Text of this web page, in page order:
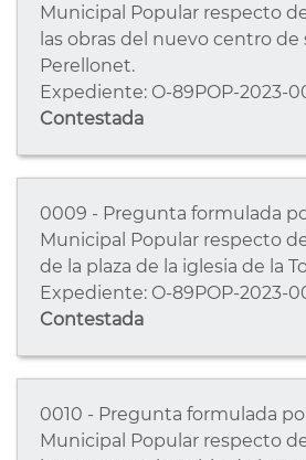
Municipal Popular respecto
las obras del nuevo centro de
Perellonet.
Expediente: O-89POP-2023-
Contestada
0009 - Pregunta formulada
Municipal Popular respecto
de la plaza de la iglesia de la
Expediente: O-89POP-2023-
Contestada
0010 - Pregunta formulada
Municipal Popular respecto